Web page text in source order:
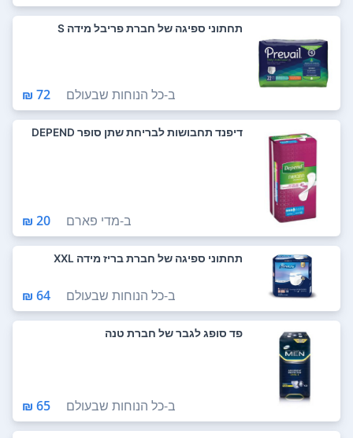
תחתוני ספיגה של חברת פריבל מידה S
ב-כל הנוחות שבעולם 72 ₪
דיפנד תחבושות לבריחת שתן סופר DEPEND
ב-מדי פארם 20 ₪
תחתוני ספיגה של חברת בריז מידה XXL
ב-כל הנוחות שבעולם 64 ₪
פד סופג לגבר של חברת טנה
ב-כל הנוחות שבעולם 65 ₪